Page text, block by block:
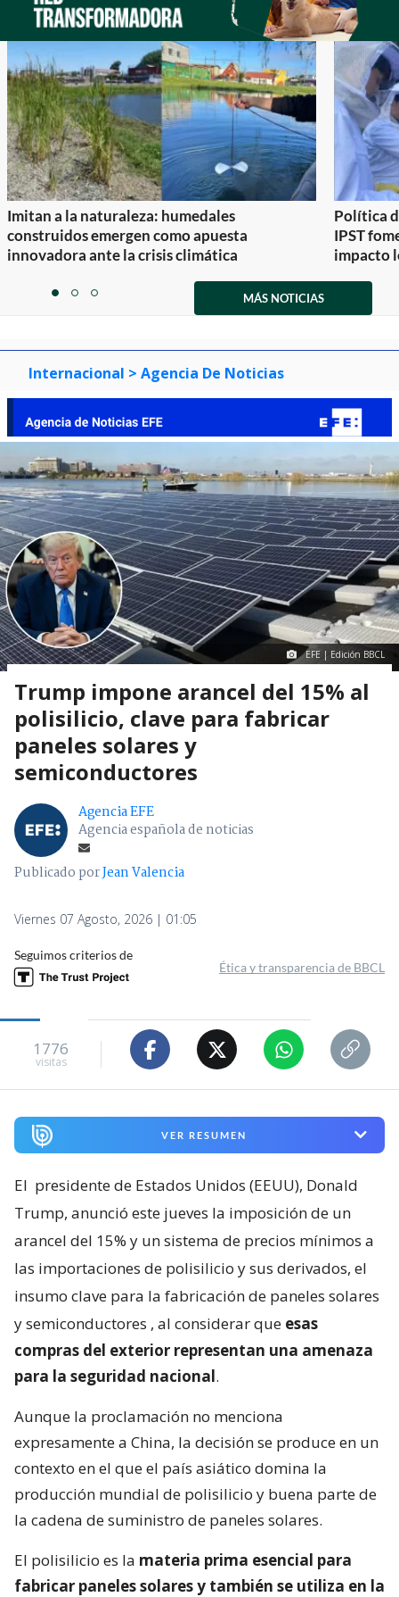
Imitan a la naturaleza: humedales
construidos emergen como apuesta
innovadora ante la crisis climática
Política
IPST
impacto
itemitemitem
MÁS NOTICIAS
Internacional > Agencia De Noticias
EFE | Edición BBCL
Trump impone arancel del 15% al
polisilicio, clave para fabricar
paneles solares y
semiconductores
Agencia EFE
Agencia española de noticias
Publicado porJean Valencia
Viernes 07 Agosto, 2026 | 01:05
Seguimos criterios de
Ética y transparencia de BBCL
1776
visitas
VER RESUMEN
El presidente de Estados Unidos (EEUU), Donald
Trump, anunció este jueves la imposición de un
arancel del 15% y un sistema de precios mínimos a
las importaciones de polisilicio y sus derivados, el
insumo clave para la fabricación de paneles solares
y semiconductores , al considerar que esas
compras del exterior representan una amenaza
para la seguridad nacional.
Aunque la proclamación no menciona
expresamente a China, la decisión se produce en un
contexto en el que el país asiático domina la
producción mundial de polisilicio y buena parte de
la cadena de suministro de paneles solares.
El polisilicio es la materia prima esencial para
fabricar paneles solares y también se utiliza en la